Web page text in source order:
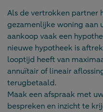
Als de vertrokken partner
gezamenlijke woning aan
aankoop vaak een
nieuwe hypotheek is
looptijd heeft van
annuïtair of lineair
terugbetaald.
Maak een afspraak met
bespreken en inzicht te